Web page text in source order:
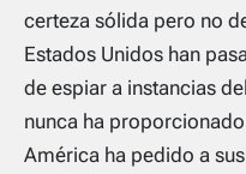
certeza sólida pero no
Estados Unidos han
de espiar a instancias
nunca ha
América ha pedido a